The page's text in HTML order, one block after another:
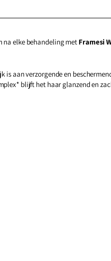
na elke behandeling met Framesi
is aan verzorgende en
blijft het haar glanzend en